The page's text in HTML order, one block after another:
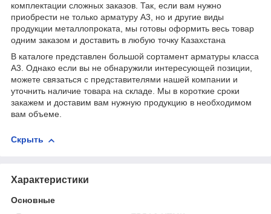
комплектации сложных заказов. Так, если вам нужно
приобрести не только арматуру А3, но и другие виды
продукции металлопроката, мы готовы оформить весь товар
одним заказом и доставить в любую точку Казахстана
В каталоге представлен большой сортамент арматуры класса
А3. Однако если вы не обнаружили интересующей позиции,
можете связаться с представителями нашей компании и
уточнить наличие товара на складе. Мы в короткие сроки
закажем и доставим вам нужную продукцию в необходимом
вам объеме.
Скрыть
Характеристики
Основные